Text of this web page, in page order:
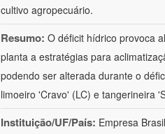
cultivo agropecuário.
Resumo: O déficit hídrico provoca
planta a estratégias para
podendo ser alterada durante o
limoeiro 'Cravo' (LC) e tangerineira
Instituição/UF/País: Empresa